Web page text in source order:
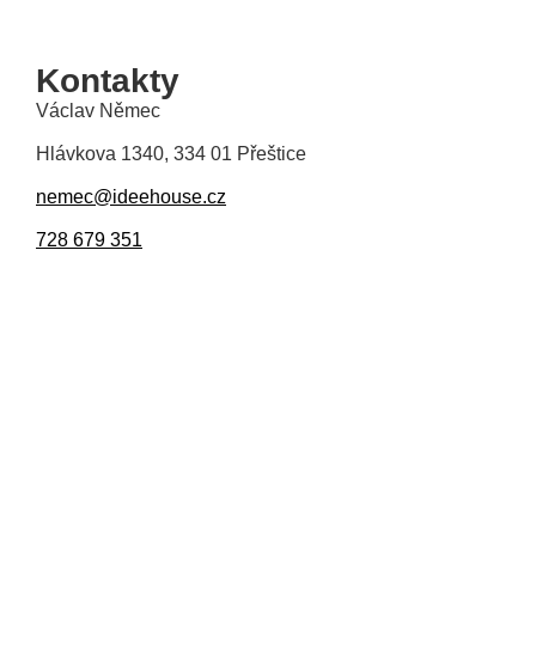
Kontakty
Václav Němec
Hlávkova 1340, 334 01 Přeštice
nemec@ideehouse.cz
728 679 351